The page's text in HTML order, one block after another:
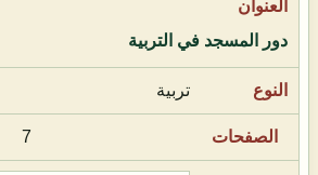
دور المسجد في التربية
تربية
7